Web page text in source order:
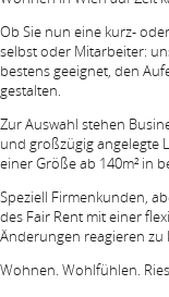
Ob Sie nun eine kurz-
selbst oder Mitarbeiter:
bestens geeignet, den
gestalten.
Zur Auswahl stehen
und großzügig angelegte
einer Größe ab 140m² in
Speziell Firmenkunden,
des Fair Rent mit einer
Änderungen reagieren zu
Wohnen. Wohlfühlen.